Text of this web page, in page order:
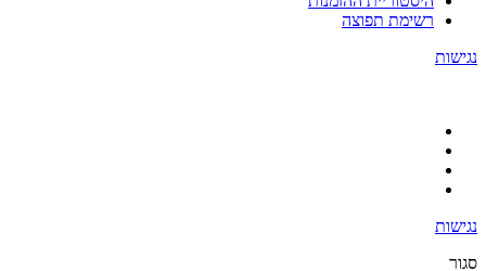
רשימת תפוצה
נגישות
נגישות
סגור